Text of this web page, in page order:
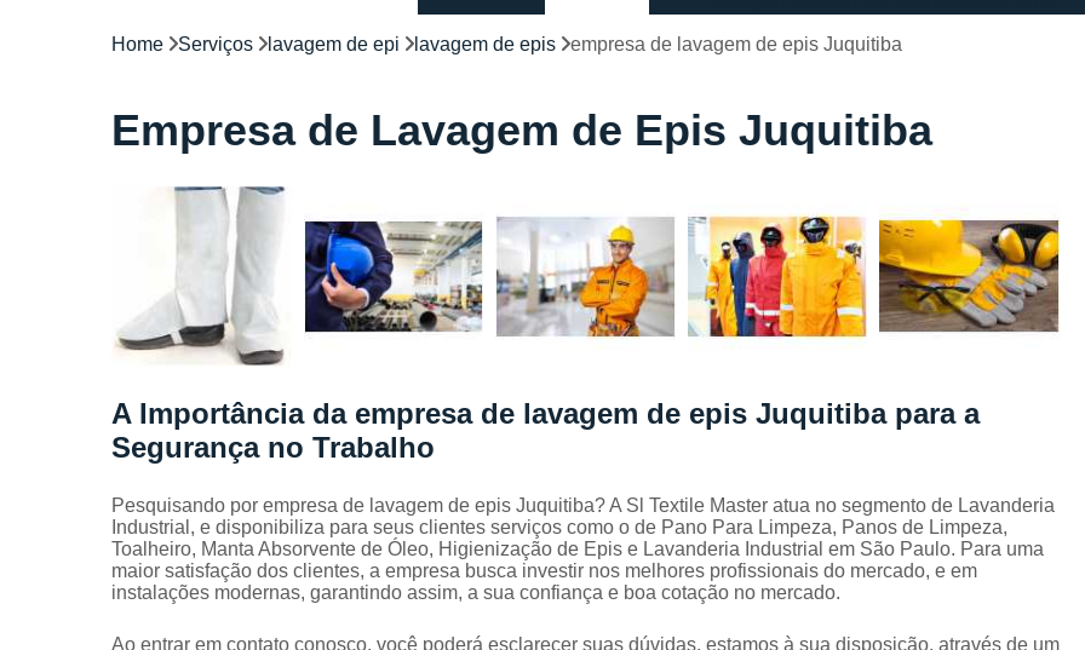
de
de lençóis
de banho
Locação
de toalhas
de
manicure
de rosto
industriais
Mantas
absorvente
Panos de
Lavagem de Roupão São Paulo
Lavagem de Toalha de Banho
Lavagem de Toalha São Paulo
Lavagem Toalha de Banho
Empresa de
Lavagem de Uniforme da Empresa
Lavagem de Uniforme e Epi
Lavagem Especializada de Uniforme
Aluguel de Capa de Cortar Cabelo
Aluguel de Capa para Cortar Cabelo
Home Serviços lavagem de epi lavagem de epis empresa de lavagem de epis Juquitiba
Empresa de Lavagem de Epis Juquitiba
A Importância da empresa de lavagem de epis Juquitiba para a
Segurança no Trabalho
Pesquisando por empresa de lavagem de epis Juquitiba? A Sl Textile Master atua no segmento de Lavanderia
Industrial, e disponibiliza para seus clientes serviços como o de Pano Para Limpeza, Panos de Limpeza,
Toalheiro, Manta Absorvente de Óleo, Higienização de Epis e Lavanderia Industrial em São Paulo. Para uma
maior satisfação dos clientes, a empresa busca investir nos melhores profissionais do mercado, e em
instalações modernas, garantindo assim, a sua confiança e boa cotação no mercado.
Ao entrar em contato conosco, você poderá esclarecer suas dúvidas, estamos à sua disposição, através de um